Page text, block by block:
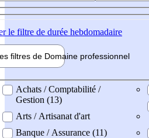
le filtre de durée hebdomadaire
filtres de Domaine professionnel
professionel
Achats / Comptabilité /
Gestion (13)
Arts / Artisanat d'art
Banque / Assurance (11)